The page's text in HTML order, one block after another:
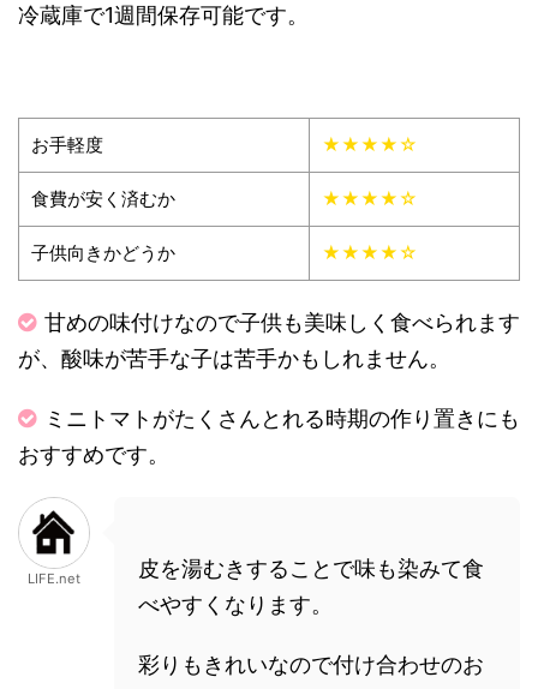
冷蔵庫で1週間保存可能です。
お手軽度 ★★★★☆
食費が安く済むか ★★★★☆
子供向きかどうか ★★★★☆
甘めの味付けなので子供も美味しく食べられます
が、酸味が苦手な子は苦手かもしれません。
ミニトマトがたくさんとれる時期の作り置きにも
おすすめです。
LIFE.net
皮を湯むきすることで味も染みて食
べやすくなります。
彩りもきれいなので付け合わせのお